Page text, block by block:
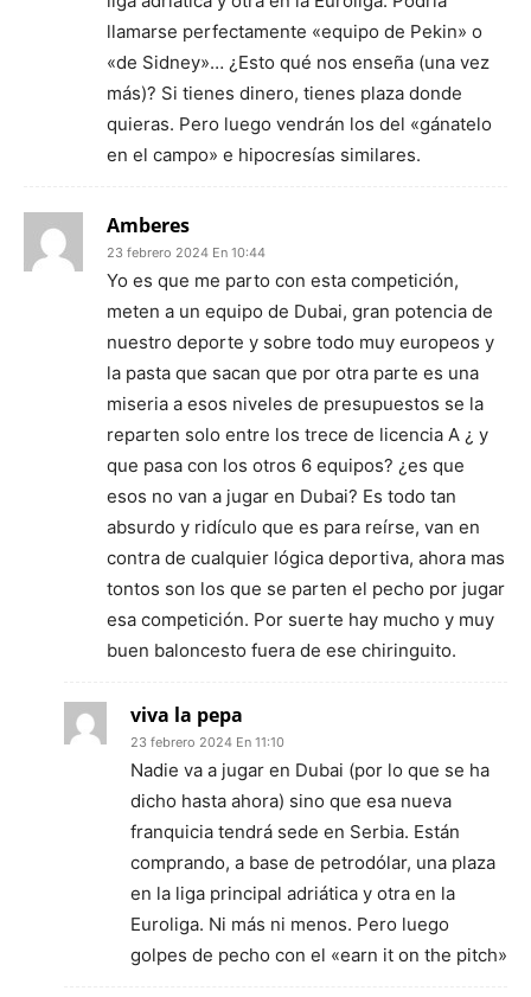
llamarse perfectamente «equipo de Pekin» o
«de Sidney»… ¿Esto qué nos enseña (una vez
más)? Si tienes dinero, tienes plaza donde
quieras. Pero luego vendrán los del «gánatelo
en el campo» e hipocresías similares.
Amberes
23 febrero 2024 En 10:44
Yo es que me parto con esta competición,
meten a un equipo de Dubai, gran potencia de
nuestro deporte y sobre todo muy europeos y
la pasta que sacan que por otra parte es una
miseria a esos niveles de presupuestos se la
reparten solo entre los trece de licencia A ¿ y
que pasa con los otros 6 equipos? ¿es que
esos no van a jugar en Dubai? Es todo tan
absurdo y ridículo que es para reírse, van en
contra de cualquier lógica deportiva, ahora mas
tontos son los que se parten el pecho por jugar
esa competición. Por suerte hay mucho y muy
buen baloncesto fuera de ese chiringuito.
viva la pepa
23 febrero 2024 En 11:10
Nadie va a jugar en Dubai (por lo que se ha
dicho hasta ahora) sino que esa nueva
franquicia tendrá sede en Serbia. Están
comprando, a base de petrodólar, una plaza
en la liga principal adriática y otra en la
Euroliga. Ni más ni menos. Pero luego
golpes de pecho con el «earn it on the pitch»